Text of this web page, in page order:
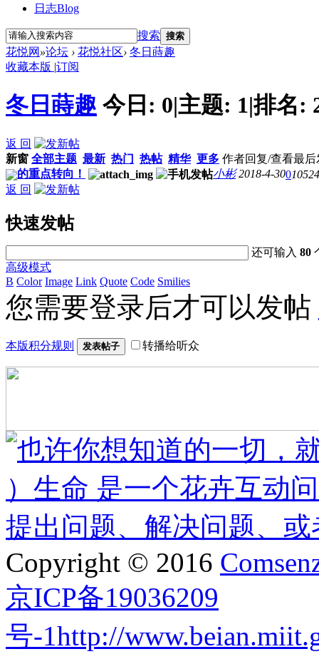
日志Blog
搜索 搜索
花悦网 »论坛 › 花悦社区› 冬日蒔趣
收藏本版 |订阅
冬日蒔趣 今日: 0|主题: 1|排名:
返 回
新窗 全部主题 最新 热门 热帖 精华 更多 作者回复/查看最后
的重点转向！
小彬 2018-4-30010524
返 回
快速发帖
还可输入80
高级模式
B Color Image Link Quote Code Smilies
您需要登录后才可以发帖
本版积分规则 发表帖子 转播给听众
Copyright © 2016
京ICP备19036209
号-1http://